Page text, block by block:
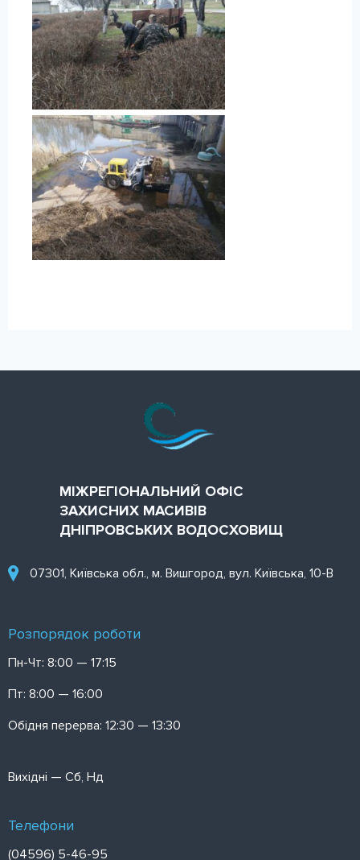
МІЖРЕГІОНАЛЬНИЙ ОФІС
ЗАХИСНИХ МАСИВІВ
ДНІПРОВСЬКИХ ВОДОСХОВИЩ
07301, Київська обл., м. Вишгород, вул. Київська, 10-В
Розпорядок роботи
Пн-Чт: 8:00 — 17:15
Пт: 8:00 — 16:00
Обідня перерва: 12:30 — 13:30
Вихідні — Сб, Нд
Телефони
(04596) 5-46-95